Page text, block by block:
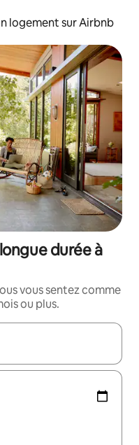
logement sur Airbnb
durée à
vous sentez comme
ou plus.
les flèches vers le